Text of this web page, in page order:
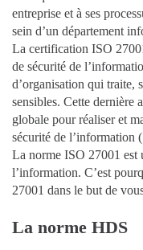
entreprise et à ses
sein d’un département
La certification ISO
de sécurité de
d’organisation qui traite,
sensibles. Cette dernière
globale pour réaliser et
sécurité de l’information
La norme ISO 27001 est
l’information. C’est
27001 dans le but de
La norme HDS